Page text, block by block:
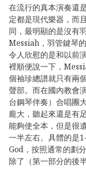
在流行的真本演奏還
定都是現代樂器，而
同，最明顯的是沒有
Messiah，羽管鍵琴
令人欣慰的是和以前
裡順便說一下，
個袖珍總譜就只有兩
聲部。而在國內教會
台鋼琴伴奏）合唱團
龐大，聽起來還是有
能夠使全本，但是很
一半左右。具體的
God，按照通常的劃
除了（第一部分的後